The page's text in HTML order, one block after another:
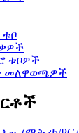
ቱቦዎች
መለዋወጫዎች